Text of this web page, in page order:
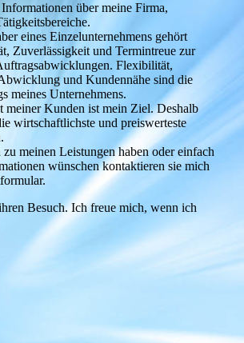
über meine Firma,
eines Einzelunternehmens gehört
Zuverlässigkeit und Termintreue zur
Flexibilität,
und Kundennähe sind die
meines Unternehmens.
meiner Kunden ist mein Ziel. Deshalb
wirtschaftlichste und preiswerteste
zu meinen Leistungen haben oder einfach
wünschen kontaktieren sie mich
Besuch. Ich freue mich, wenn ich